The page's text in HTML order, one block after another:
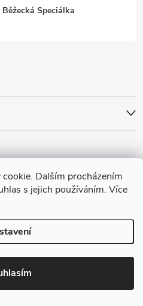
Dalším procházením
s jejich používáním. Více
Speciálka
speciálka. Všechna práva vyhrazena.